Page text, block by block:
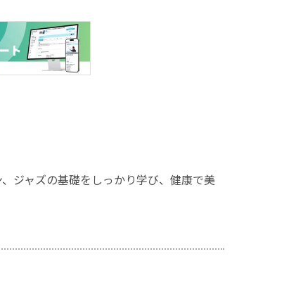
ジャズの基礎をしっかり学び、健康で美